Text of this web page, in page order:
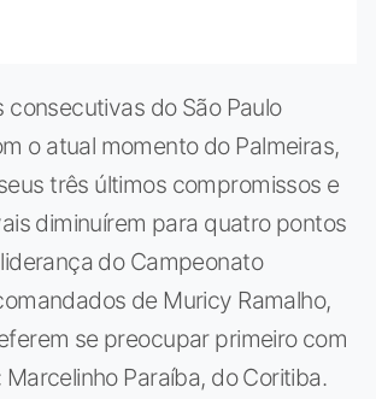
consecutivas do São Paulo
o atual momento do Palmeiras,
três últimos compromissos e
diminuírem para quatro pontos
do Campeonato
de Muricy Ramalho,
se preocupar primeiro com
Paraíba, do Coritiba.